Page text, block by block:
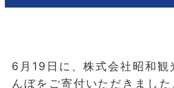
6月19日に、株式会社昭和観
んぼをご寄付いただきました